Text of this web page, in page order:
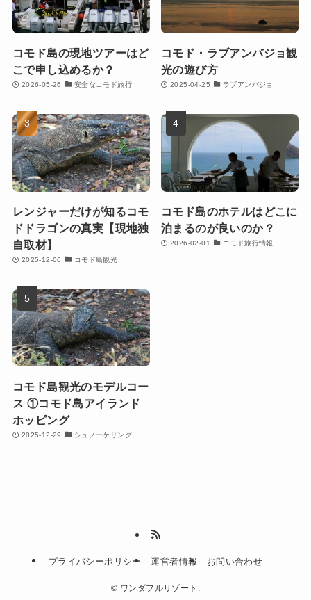
コモド島の現地ツアーはど
こで申し込めるか？
2026-05-26 安全なコモド旅行
コモド・ラブアンバジョ観
光の遊び方
2025-04-25 ラブアンバジョ
レンジャーだけが知るコモ
ドドラゴンの真実【現地独
自取材】
2025-12-06 コモド島観光
コモド島のホテルはどこに
泊まるのが良いのか？
2026-02-01 コモド旅行情報
コモド島観光のモデルコー
ス ①コモド島アイランド
ホッピング
2025-12-29 シュノーケリング
プライバシーポリシー 運営者情報 お問い合わせ
© ワンダフルリゾート.